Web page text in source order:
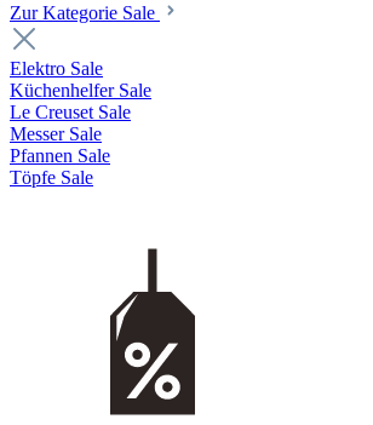
Zur Kategorie Sale
Elektro Sale
Küchenhelfer Sale
Le Creuset Sale
Messer Sale
Pfannen Sale
Töpfe Sale